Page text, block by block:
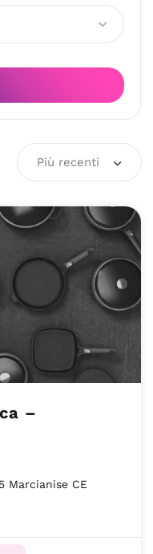
Più recenti
–
Marcianise CE